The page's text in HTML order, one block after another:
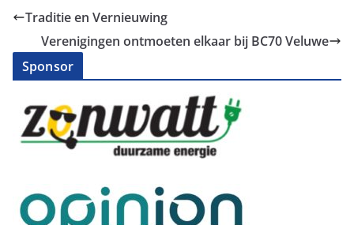
Traditie en Vernieuwing
Verenigingen ontmoeten elkaar bij BC70 Veluwe
Sponsor